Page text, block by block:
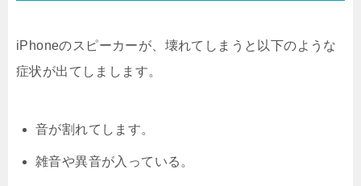
iPhoneのスピーカーが、壊れてしまうと以下のような
症状が出てしまします。
音が割れてします。
雑音や異音が入っている。